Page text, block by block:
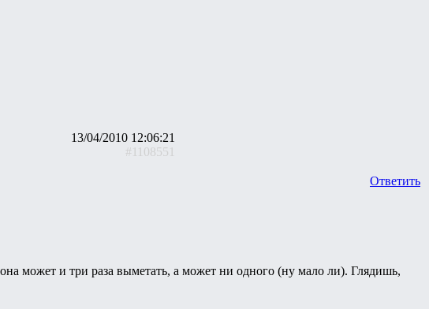
13/04/2010 12:06:21
#1108551
Ответить
может и три раза выметать, а может ни одного (ну мало ли). Глядишь,